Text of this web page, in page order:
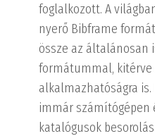
foglalkozott. A
nyerő Bibframe
össze az általánosan
formátummal, kitérve
alkalmazhatóságra is.
immár
katalógusok